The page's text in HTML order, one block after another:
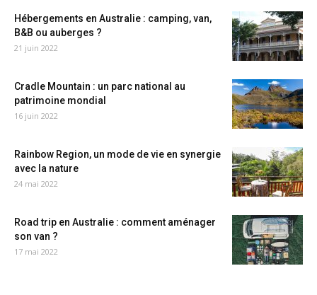
Hébergements en Australie : camping, van,
B&B ou auberges ?
21 juin 2022
Cradle Mountain : un parc national au
patrimoine mondial
16 juin 2022
Rainbow Region, un mode de vie en synergie
avec la nature
24 mai 2022
Road trip en Australie : comment aménager
son van ?
17 mai 2022